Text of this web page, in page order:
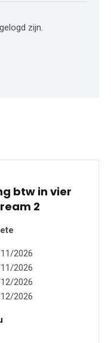
zijn.
btw in vier
2
2026
2026
2026
2026